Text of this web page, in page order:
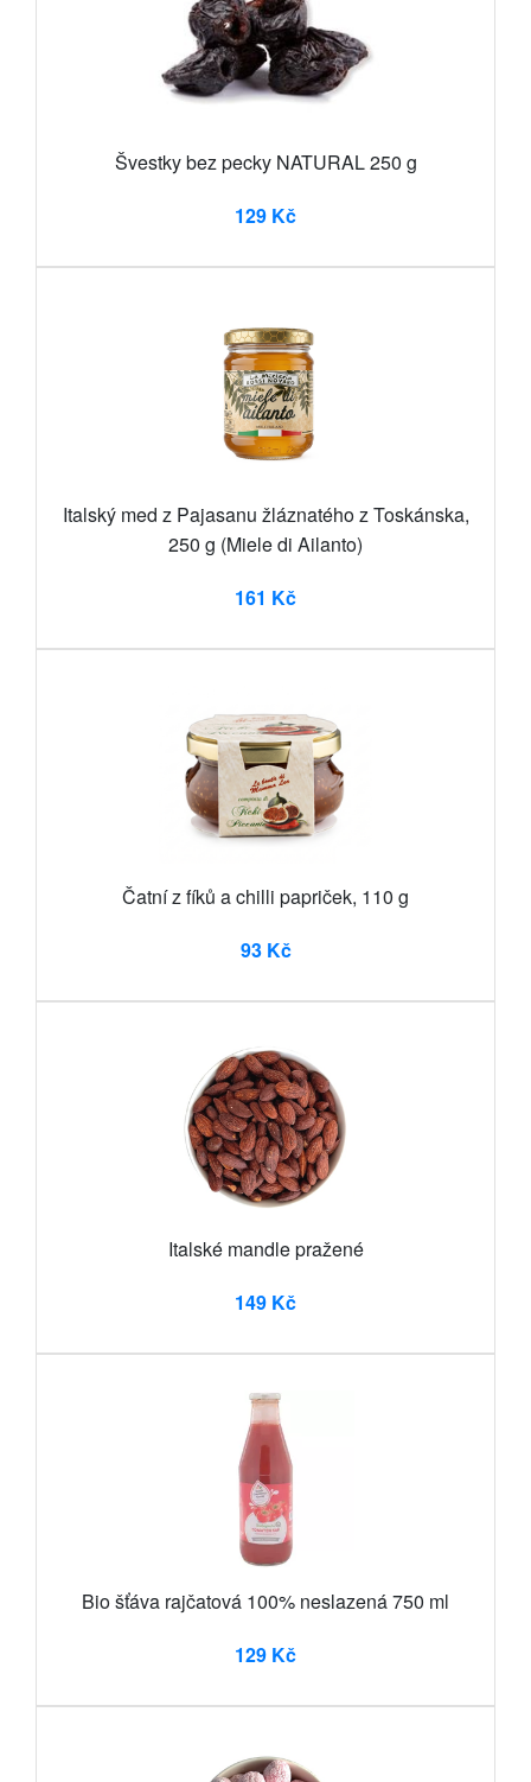
Švestky bez pecky NATURAL 250 g
129 Kč
Italský med z Pajasanu žláznatého z Toskánska,
250 g (Miele di Ailanto)
161 Kč
Čatní z fíků a chilli papriček, 110 g
93 Kč
Italské mandle pražené
149 Kč
Bio šťáva rajčatová 100% neslazená 750 ml
129 Kč